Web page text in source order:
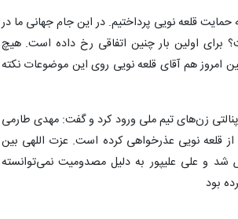
قلعه نویی پرداختیم. در این جام جهانی ما در
برای اولین بار چنین اتفاقی رخ داده است. هیچ
هم آقای قلعه نویی روی این موضوعات نکته
زن‌های تیم ملی ورود کرد و گفت: مهدی طارمی
قلعه نویی عذرخواهی کرده است. عزت اللهی بین
و علی علیپور به دلیل مصدومیت نمی‌توانسته
بود